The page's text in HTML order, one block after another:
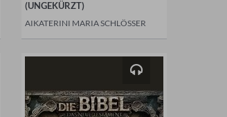
(UNGEKÜRZT)
AIKATERINI MARIA SCHLÖSSER